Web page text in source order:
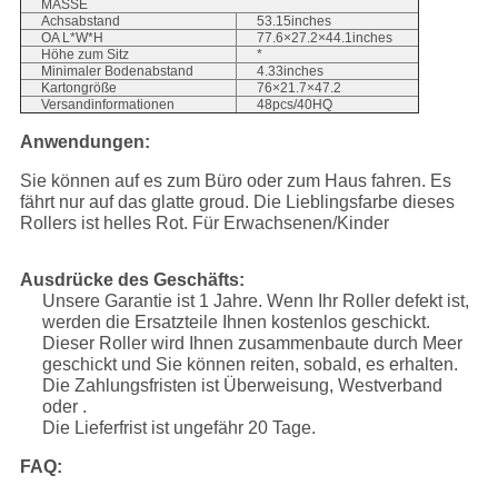
MASSE
Achsabstand
53.15inches
OA L*W*H
77.6×27.2×44.1inches
Höhe zum Sitz
*
Minimaler Bodenabstand
4.33inches
Kartongröße
76×21.7×47.2
Versandinformationen
48pcs/40HQ
Anwendungen:
Sie können auf es zum Büro oder zum Haus fahren. Es
fährt nur auf das glatte groud. Die Lieblingsfarbe dieses
Rollers ist helles Rot. Für Erwachsenen/Kinder
Ausdrücke des Geschäfts:
Unsere Garantie ist 1 Jahre. Wenn Ihr Roller defekt ist,
werden die Ersatzteile Ihnen kostenlos geschickt.
Dieser Roller wird Ihnen zusammenbaute durch Meer
geschickt und Sie können reiten, sobald, es erhalten.
Die Zahlungsfristen ist Überweisung, Westverband
oder .
Die Lieferfrist ist ungefähr 20 Tage.
FAQ: